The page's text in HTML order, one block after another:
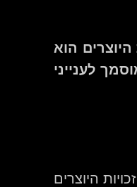
הוא
לענייני
היוצרים